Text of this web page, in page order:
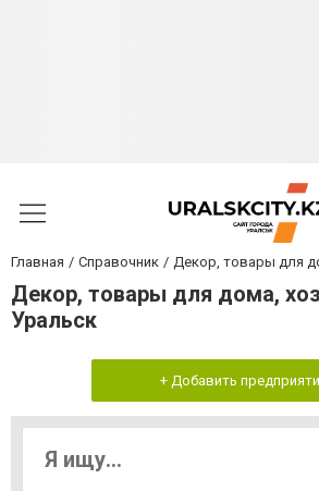
Главная Справочник Декор, товары для
Декор, товары для дома,
Уральск
+ Добавить